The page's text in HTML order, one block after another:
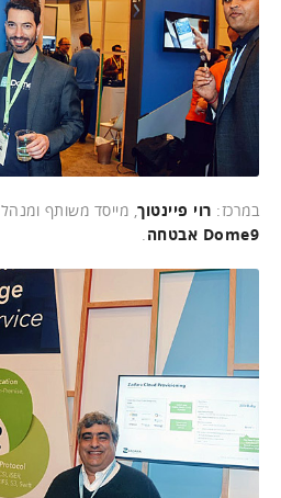
במרכז: רוי פיינטוך , מייסד משותף
Dome9 אבטחה